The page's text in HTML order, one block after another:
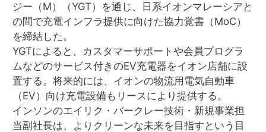
ジー（M）（YGT）を通じ、日系イオンマレーシアと
の間で充電インフラ提供に向けた協力覚書（MoC）
を締結した。
YGTによると、カスタマーサポートや会員プログラ
ムなどのサービス付きのEV充電器をイオン店舗に設
置する。将来的には、イオンの物流用電気自動車
（EV）向け充電設備もリースにより提供する。
インソンのエイリク・バークレー技術・新規事業担
当副社長は、よりクリーンな未来を目指すという目